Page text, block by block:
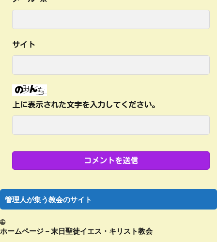
サイト
上に表示された文字を入力してください。
管理人が集う教会のサイト
ホームページ－末日聖徒イエス・キリスト教会